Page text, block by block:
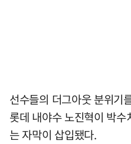
선수들의 더그아웃 분위기
롯데 내야수 노진혁이 박
는 자막이 삽입됐다.